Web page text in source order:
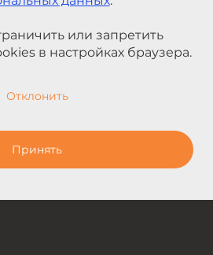
или запретить
в настройках браузера.
Отклонить
Принять